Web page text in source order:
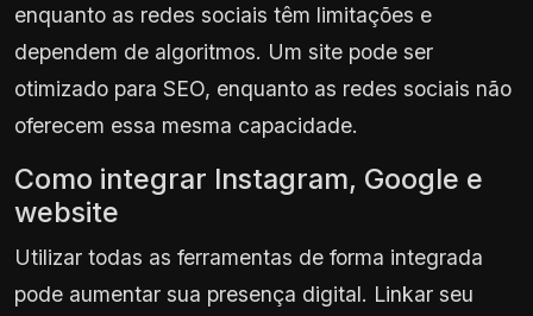
enquanto as redes sociais têm limitações e
dependem de algoritmos. Um site pode ser
otimizado para SEO, enquanto as redes sociais não
oferecem essa mesma capacidade.
Como integrar Instagram, Google e
website
Utilizar todas as ferramentas de forma integrada
pode aumentar sua presença digital. Linkar seu